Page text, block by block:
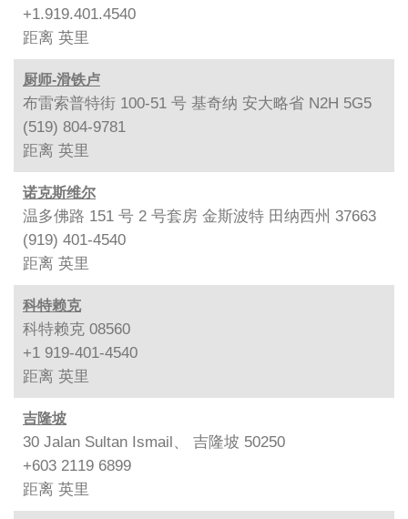
+1.919.401.4540
距离 英里
厨师-滑铁卢
布雷索普特街 100-51 号 基奇纳 安大略省 N2H 5G5
(519) 804-9781
距离 英里
诺克斯维尔
温多佛路 151 号 2 号套房 金斯波特 田纳西州 37663
(919) 401-4540
距离 英里
科特赖克
科特赖克 08560
+1 919-401-4540
距离 英里
吉隆坡
30 Jalan Sultan Ismail、 吉隆坡 50250
+603 2119 6899
距离 英里